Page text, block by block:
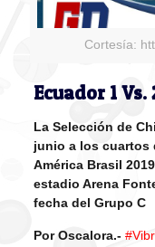
Cortesía:
Ecuador 1 Vs.
La Selección de
junio a los cuartos
América Brasil
estadio Arena
fecha del Grupo C
Por Oscalora.-